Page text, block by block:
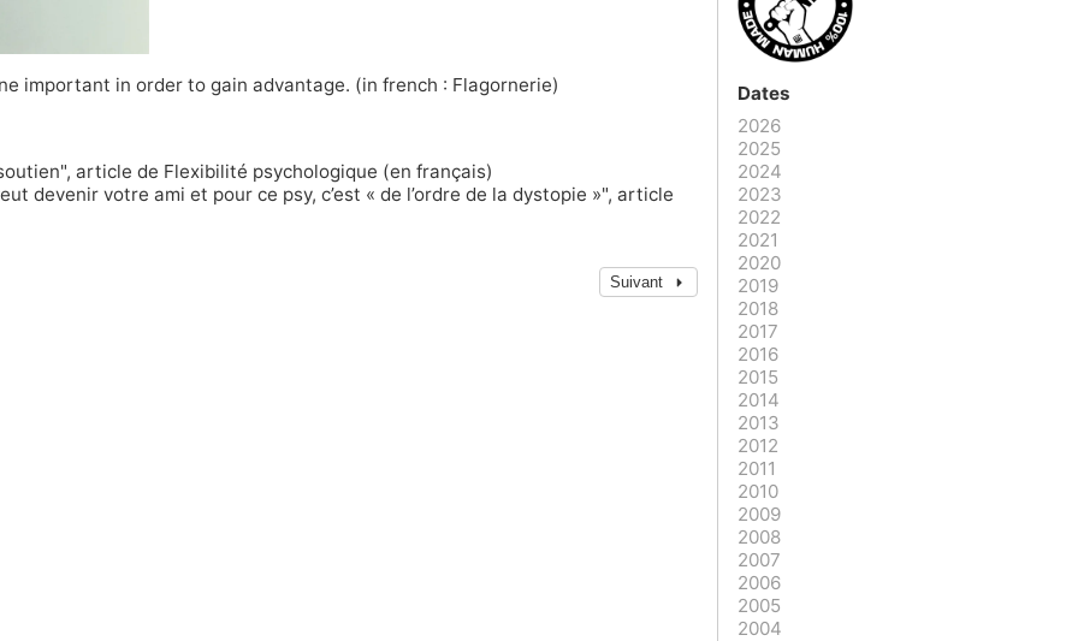
important in order to gain advantage. (in french : Flagornerie)
, article de Flexibilité psychologique (en français)
devenir votre ami et pour ce psy, c’est « de l’ordre de la dystopie »", article
Suivant
Dates
2026
2025
2024
2023
2022
2021
2020
2019
2018
2017
2016
2015
2014
2013
2012
2011
2010
2009
2008
2007
2006
2005
2004